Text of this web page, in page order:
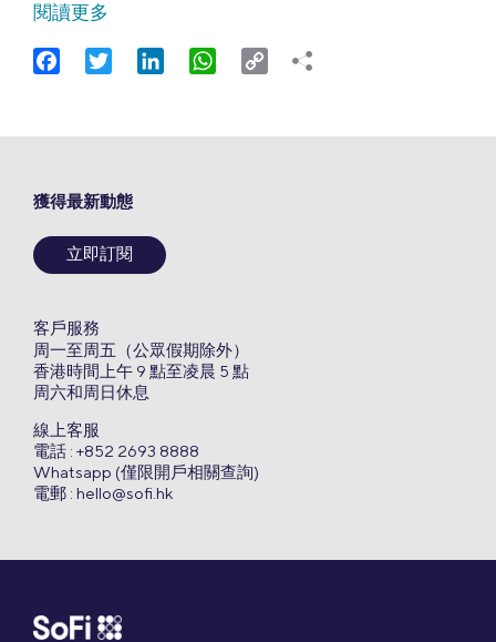
閱讀更多
FacebookTwitter LinkedIn WhatsApp
Copy
獲得最新動態
立即訂閱
客戶服務
周一至周五（公眾假期除外）
香港時間上午 9 點至凌晨 5 點
周六和周日休息
線上客服
電話 : +852 2693 8888
Whatsapp (僅限開戶相關查詢)
電郵 : hello@sofi.hk